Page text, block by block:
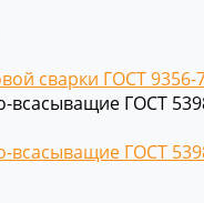
сварки ГОСТ 9356-
всасыващие ГОСТ
всасыващие ГОСТ